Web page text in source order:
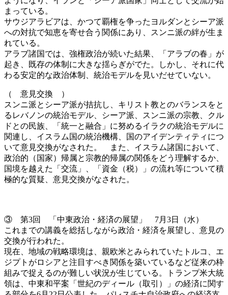
まっている。
サウジアラビアは、かつて覇権を争ったヨルダンとシーア派
への対抗で知恵を寄せ合う関係にあり、スンニ派の絆が生ま
れている。
アラブ諸国では、強権政治が続いた結果、「アラブの春」が
起き、既存の体制に大きな揺らぎがでた。しかし、それに代
わる安定的な政治体制、統治モデルを見いだせていない。
（ 意見交換 ）
スンニ派とシーア派が拮抗し、キリスト教とのバランスをと
るレバノンの統治モデル、シーア派、スンニ派の宗教、クル
ドとの民族、「統一と融合」に努めるイラクの統治モデルに
関連し、イスラム国の統治機構、国のアイデンティティにつ
いて意見交換がなされた。 また、イスラム諸国において、
政治的（国家）帰属と宗教的帰属の関係をどう理解するか、
国境を越えた「交流」、「資金（税）」の流れ等について積
極的な質疑、意見交換がなされた。
③ 第3回 「中東政治・経済の展望」 7月3日（水）
これまでの講義を総括しながら政治・経済を展望し、意見の
交換が行われた。
現在、地域の戦略環境は、親欧米とみられていたトルコ、エ
ジプトがロシアと注目すべき関係を築いているなど従来の枠
組みで捉えるのが難しい状況が生じている。トランプ米大統
領は、中東和平案「世紀のディール（取引）」の経済に関す